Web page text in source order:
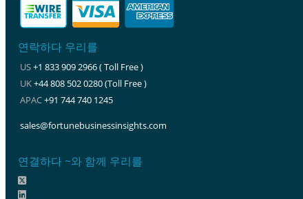
연락하다 우리를
US+1 833 909 2966 ( Toll Free )
UK+44 808 502 0280 (Toll Free )
APAC+91 744 740 1245
sales@fortunebusinessinsights.com
연결하다 ~와 함께 우리를